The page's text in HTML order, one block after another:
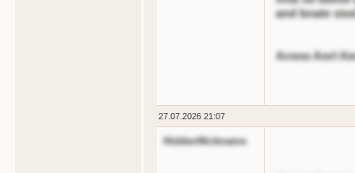
and bnate
Arnno Anrl
27.07.2026 21:07
HiddenNickname